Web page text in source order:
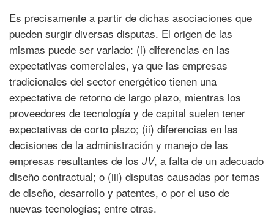
Es precisamente a partir de dichas asociaciones que
pueden surgir diversas disputas. El origen de las
mismas puede ser variado: (i) diferencias en las
expectativas comerciales, ya que las empresas
tradicionales del sector energético tienen una
expectativa de retorno de largo plazo, mientras los
proveedores de tecnología y de capital suelen tener
expectativas de corto plazo; (ii) diferencias en las
decisiones de la administración y manejo de las
empresas resultantes de los JV, a falta de un adecuado
diseño contractual; o (iii) disputas causadas por temas
de diseño, desarrollo y patentes, o por el uso de
nuevas tecnologías; entre otras.